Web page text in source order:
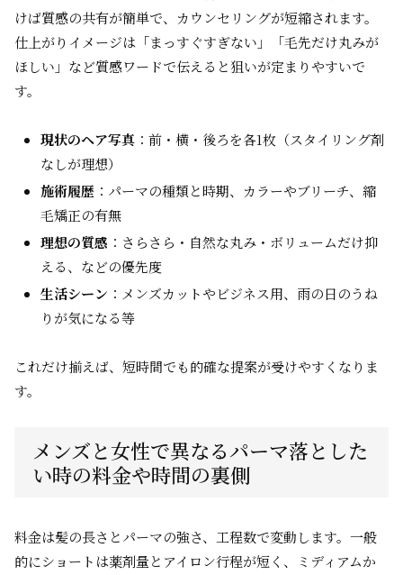
けば質感の共有が簡単で、カウンセリングが短縮されます。
仕上がりイメージは「まっすぐすぎない」「毛先だけ丸みが
ほしい」など質感ワードで伝えると狙いが定まりやすいで
す。
現状のヘア写真 ：前・横・後ろを各1枚（スタイリング剤
なしが理想）
施術履歴 ：パーマの種類と時期、カラーやブリーチ、縮
毛矯正の有無
理想の質感 ：さらさら・自然な丸み・ボリュームだけ抑
える、などの優先度
生活シーン ：メンズカットやビジネス用、雨の日のうね
りが気になる等
これだけ揃えば、短時間でも的確な提案が受けやすくなりま
す。
メンズと女性で異なるパーマ落とした
い時の料金や時間の裏側
料金は髪の長さとパーマの強さ、工程数で変動します。一般
的にショートは薬剤量とアイロン行程が短く、ミディアムか